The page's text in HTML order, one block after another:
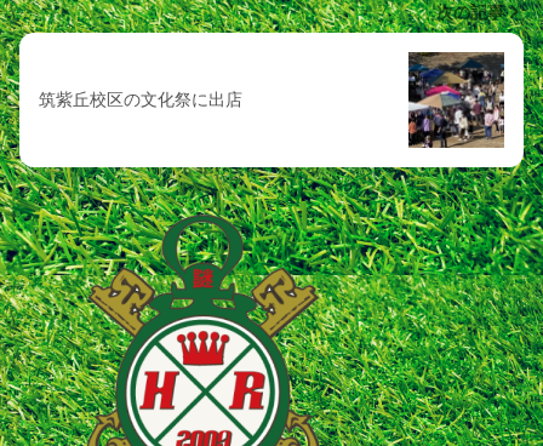
次の記事
筑紫丘校区の文化祭に出店